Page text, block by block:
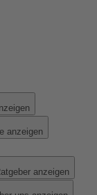
anzeigen
anzeigen